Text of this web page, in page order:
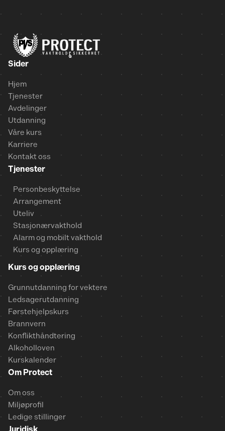
Sider
Hjem
Tjenester
Avdelinger
Utdanning
Våre kurs
Karriere
Kontakt oss
Tjenester
Personbeskyttelse
Arrangement
Uteliv
Stasjonærvakthold
Alarm og mobilt vakthold
Kurs og opplæring
Kurs og opplæring
Grunnutdanning for vektere
Ledsagerutdanning
Førstehjelpskurs
Brannvern
Konflikthåndtering
Alkoholloven
Kurskalender
Om Protect
Om oss
Miljøprofil
Ledige stillinger